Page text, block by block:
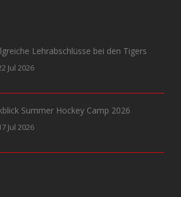
Lehrabschlüsse bei den Tigers
Jul 2026
Summer Hockey Camp 2026
Jul 2026